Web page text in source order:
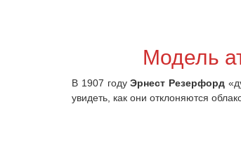
Модель
В 1907 годуЭрнест Резерфорд
увидеть, как они отклоняются